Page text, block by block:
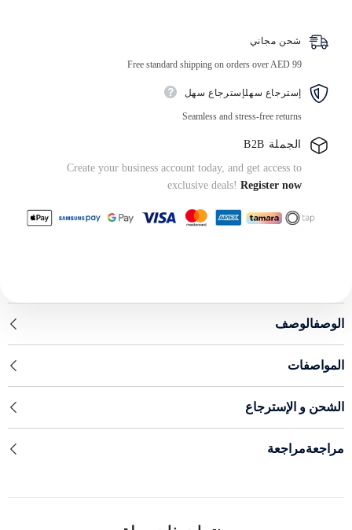
شحن مجاني
Free standard shipping on orders over AED 99
إسترجاع سهلإسترجاع سهل
Seamless and stress-free returns
الجملة B2B
Create your business account today, and get access to
exclusive deals! Register now
الوصفالوصف
المواصفات
الشحن و الإسترجاع
مراجعةمراجعة